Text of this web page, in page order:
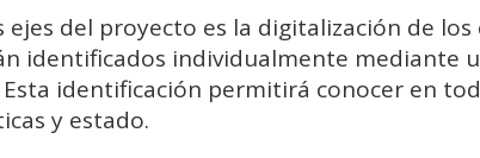
ejes del proyecto es la digitalización de
identificados individualmente mediante
identificación permitirá conocer en
y estado.